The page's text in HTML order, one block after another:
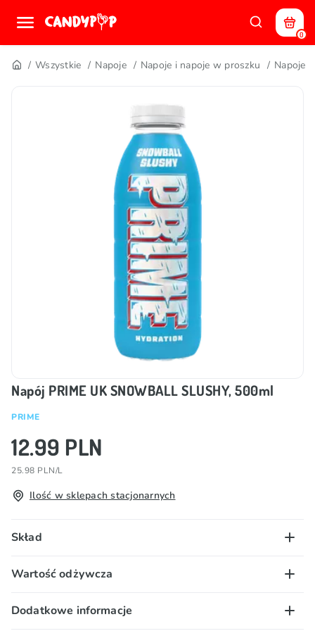
0
Wszystkie Napoje Napoje i napoje w proszku Napoje
Napój PRIME UK SNOWBALL SLUSHY, 500ml
PRIME
12.99 PLN
25.98 PLN/L
Ilość w sklepach stacjonarnych
Skład
Zawiera substancje słodzące.
ortofosforowego, sole magnezowe kwasu
cytrynowego, aromat, substancje słodzące (sukraloza,
Wartość odżywcza
100 g/ml:
Dodatkowe informacje